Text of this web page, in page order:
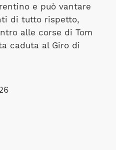
e può vantare
di tutto rispetto,
alle corse di Tom
caduta al Giro di